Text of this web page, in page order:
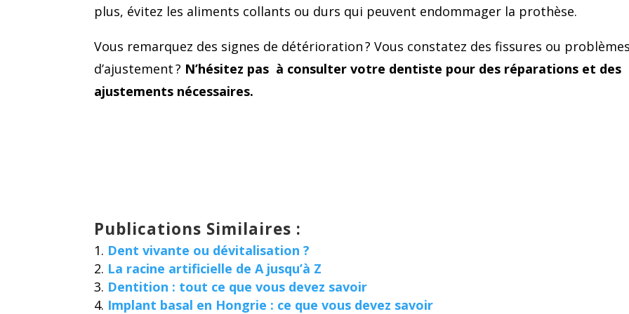
plus, évitez les aliments collants ou durs qui peuvent endommager la prothèse.
Vous remarquez des signes de détérioration ? Vous constatez des fissures ou
d’ajustement ? N’hésitez pas à consulter votre dentiste pour des réparations et des
ajustements nécessaires.
Publications Similaires :
Dent vivante ou dévitalisation ?
La racine artificielle de A jusqu’à Z
Dentition : tout ce que vous devez savoir
Implant basal en Hongrie : ce que vous devez savoir